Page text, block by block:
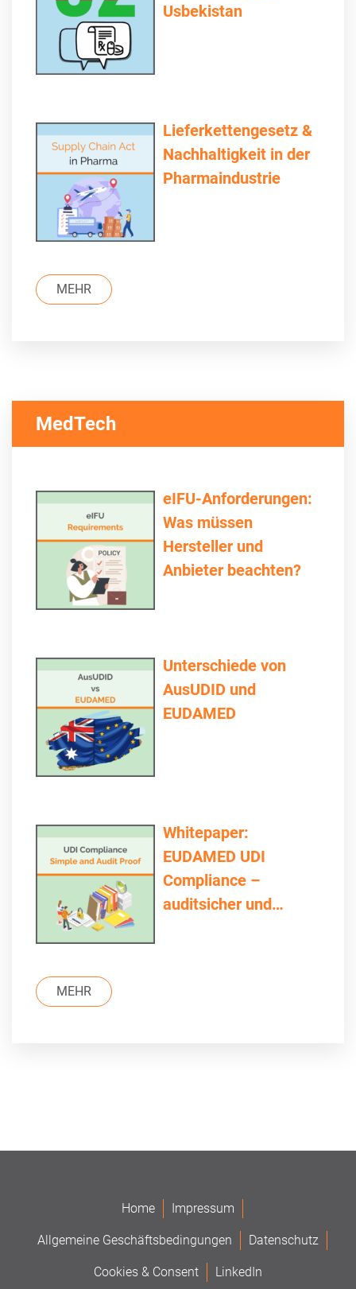
Usbekistan
Lieferkettengesetz &
Nachhaltigkeit in der
Pharmaindustrie
MEHR
MedTech
eIFU-Anforderungen:
Was müssen
Hersteller und
Anbieter beachten?
Unterschiede von
AusUDID und
EUDAMED
Whitepaper:
EUDAMED UDI
Compliance –
auditsicher und
MEHR
Home Impressum
Allgemeine Geschäftsbedingungen Datenschutz
Cookies & Consent LinkedIn